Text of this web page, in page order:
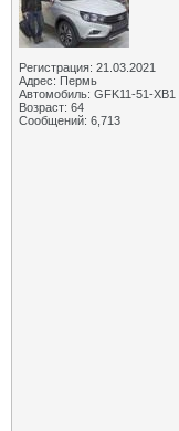
Регистрация: 21.03.2021
Адрес: Пермь
Автомобиль: GFK11-51-ХВ1
Возраст: 64
Сообщений: 6,713